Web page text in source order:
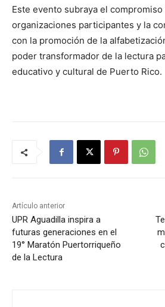
Este evento subraya el compromiso
organizaciones participantes y la
con la promoción de la
poder transformador de la lectura
educativo y cultural de Puerto Rico.
Artículo anterior
UPR Aguadilla inspira a
futuras generaciones en el
19° Maratón Puertorriqueño
de la Lectura